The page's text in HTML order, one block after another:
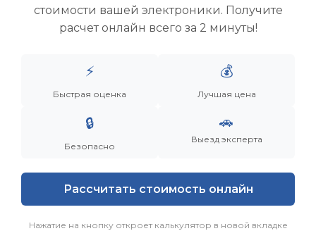
вторую жизнь, а их владельцам — новую
возможность.”
стоимости вашей электроники. Получите
расчет онлайн всего за 2 минуты!
⚡
Быстрая оценка
💰
Лучшая цена
🔒
Безопасно
🚗
Выезд эксперта
Рассчитать стоимость онлайн
Нажатие на кнопку откроет калькулятор в новой вкладке